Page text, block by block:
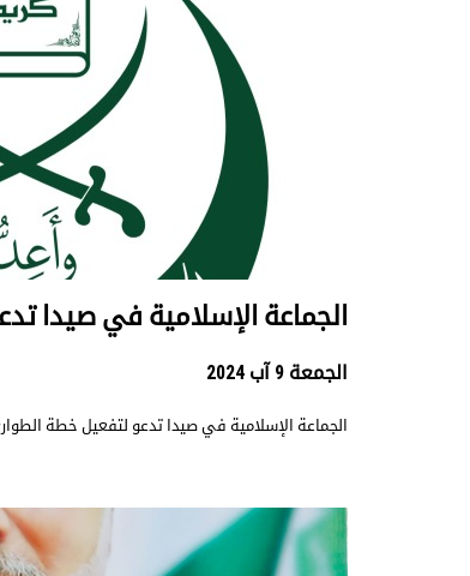
الجماعة الإسلامية في صيدا
الجمعة 9 آب 2024
الجماعة الإسلامية في صيدا تدعو لتفعيل خطة